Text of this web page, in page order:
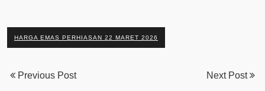
HARGA EMAS PERHIASAN 22 MARET 2026
Previous Post Next Post